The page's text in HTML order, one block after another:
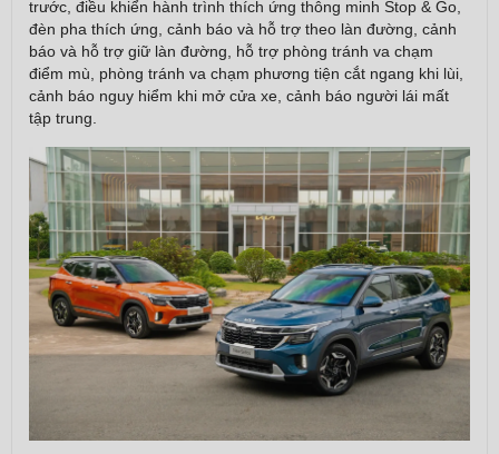
trước, điều khiển hành trình thích ứng thông minh Stop & Go,
đèn pha thích ứng, cảnh báo và hỗ trợ theo làn đường, cảnh
báo và hỗ trợ giữ làn đường, hỗ trợ phòng tránh va chạm
điểm mù, phòng tránh va chạm phương tiện cắt ngang khi lùi,
cảnh báo nguy hiểm khi mở cửa xe, cảnh báo người lái mất
tập trung.